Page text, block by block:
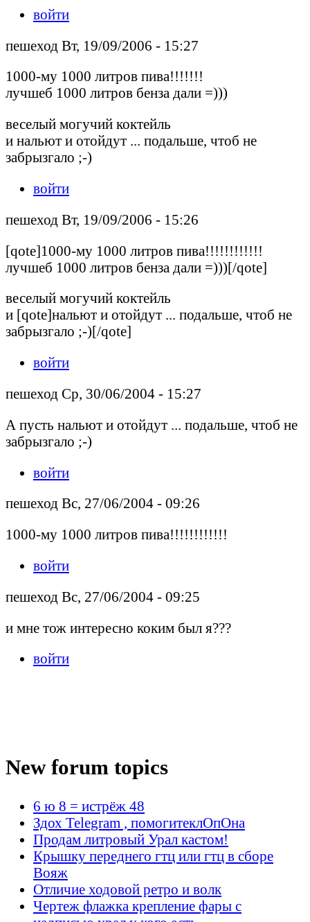
войти
пешеход Вт, 19/09/2006 - 15:27
1000-му 1000 литров пива!!!!!!!
лучшеб 1000 литров бенза дали =)))
веселый могучий коктейль
и нальют и отойдут ... подальше, чтоб не
забрызгало ;-)
войти
пешеход Вт, 19/09/2006 - 15:26
[qote]1000-му 1000 литров пива!!!!!!!!!!!!
лучшеб 1000 литров бенза дали =)))[/qote]
веселый могучий коктейль
и [qote]нальют и отойдут ... подальше, чтоб не
забрызгало ;-)[/qote]
войти
пешеход Ср, 30/06/2004 - 15:27
А пусть нальют и отойдут ... подальше, чтоб не
забрызгало ;-)
войти
пешеход Вс, 27/06/2004 - 09:26
1000-му 1000 литров пива!!!!!!!!!!!!
войти
пешеход Вс, 27/06/2004 - 09:25
и мне тож интересно коким был я???
войти
New forum topics
6 ю 8 = истрёж 48
Здох Telegram , помогитеклОпОна
Продам литровый Урал кастом!
Крышку переднего гтц или гтц в сборе
Вояж
Отличие ходовой ретро и волк
Чертеж флажка крепление фары с